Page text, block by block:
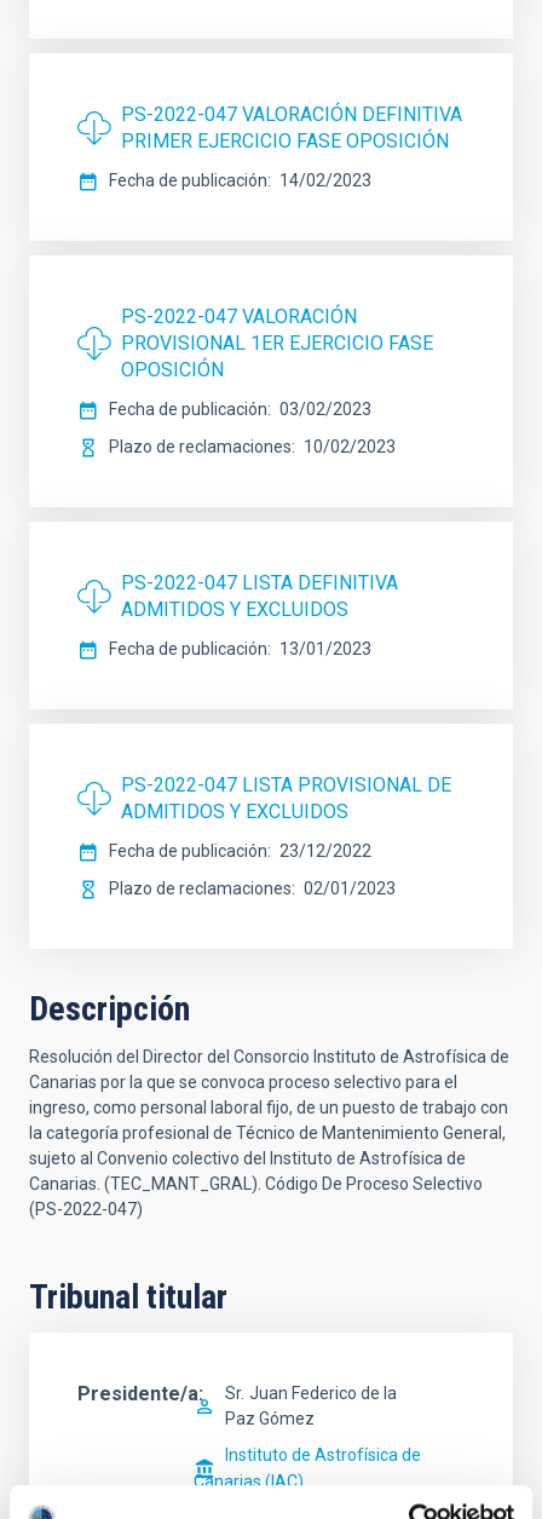
PS-2022-047 VALORACIÓN DEFINITIVA
PRIMER EJERCICIO FASE OPOSICIÓN
Fecha de publicación 14/02/2023
PS-2022-047 VALORACIÓN
PROVISIONAL 1ER EJERCICIO FASE
OPOSICIÓN
Fecha de publicación
03/02/2023
Plazo de reclamaciones
10/02/2023
PS-2022-047 LISTA DEFINITIVA
ADMITIDOS Y EXCLUIDOS
Fecha de publicación 13/01/2023
PS-2022-047 LISTA PROVISIONAL DE
ADMITIDOS Y EXCLUIDOS
Fecha de publicación
23/12/2022
Plazo de reclamaciones
02/01/2023
Descripción
Resolución del Director del Consorcio Instituto de Astrofísica de
Canarias por la que se convoca proceso selectivo para el
ingreso, como personal laboral fijo, de un puesto de trabajo con
la categoría profesional de Técnico de Mantenimiento General,
sujeto al Convenio colectivo del Instituto de Astrofísica de
Canarias. (TEC_MANT_GRAL). Código De Proceso Selectivo
(PS-2022-047)
Tribunal titular
Presidente/a Sr. Juan Federico de la
Paz Gómez
Instituto de Astrofísica de
Canarias (IAC)